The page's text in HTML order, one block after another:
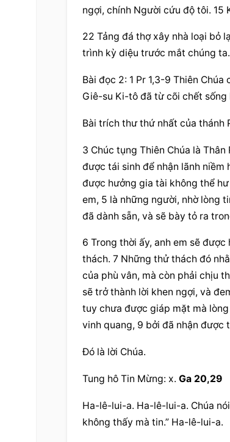
ngợi, chính Người cứu độ tôi. 15
22 Tảng đá thợ xây nhà loại bỏ
trình kỳ diệu trước mắt chúng
Bài đọc 2: 1 Pr 1,3-9 Thiên
Giê-su Ki-tô đã từ cõi chết sống
Bài trích thư thứ nhất của thánh
3 Chúc tụng Thiên Chúa là
được tái sinh để nhận lãnh
được hưởng gia tài không thể
em, 5 là những người, nhờ lòng
đã dành sẵn, và sẽ bày tỏ ra
6 Trong thời ấy, anh em sẽ
thách. 7 Những thử thách đó
của phù vân, mà còn phải chịu
sẽ trở thành lời khen ngợi, và
tuy chưa được giáp mặt mà
vinh quang, 9 bởi đã nhận được
Đó là lời Chúa.
Tung hô Tin Mừng: x. Ga 20,29
Ha-lê-lui-a. Ha-lê-lui-a. Chúa
không thấy mà tin.” Ha-lê-lui-a.